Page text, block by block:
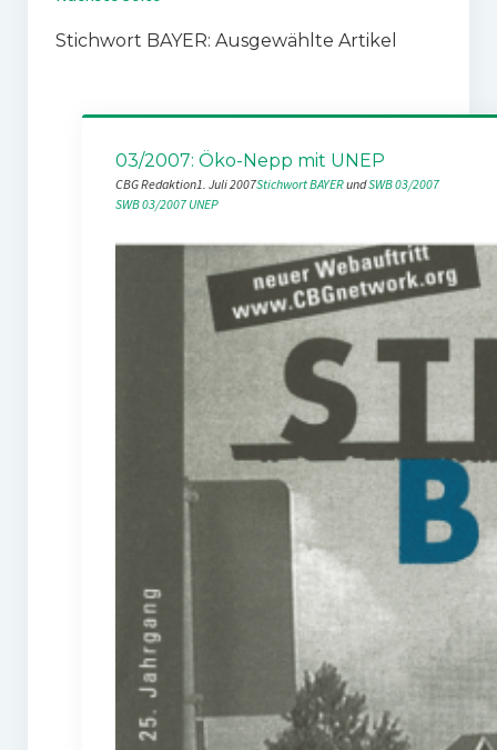
Stichwort BAYER: Ausgewählte Artikel
03/2007: Öko-Nepp mit UNEP
CBG Redaktion1. Juli 2007Stichwort BAYER und SWB 03/2007
SWB 03/2007 UNEP